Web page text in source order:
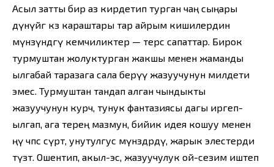
Асыл затты бир аз кирдетип турган чаң сыңары
дүнүйөгө көз караштары тар айрым кишилердин
мүнөзүндөгү кемчиликтер — терс сапаттар. Бирок
турмуштан жолуктурган жакшы менен жаманды
ылгабай таразага сала берүү жазуучунун милдети
эмес. Турмуштан тандап алган чындыкты
жазуучунун курч, тунук фантазиясы дагы иргеп-
ылгап, ага терең мазмун, бийик идея кошуу менен
өңү өчпөс сүрөт, унутулгус мүнөздөрдү, жарык элестерди
түзөт. Ошентип, акыл-эс, жазуучулук ой-сезим иштеп